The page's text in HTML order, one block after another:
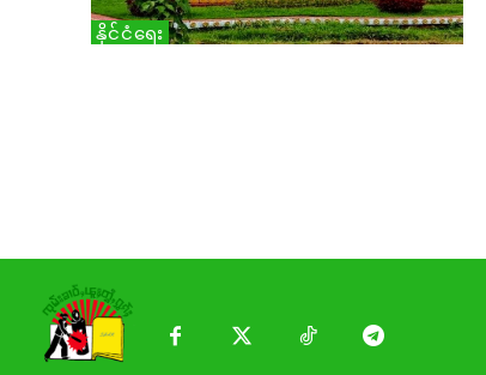
နိုင်ငံရေး